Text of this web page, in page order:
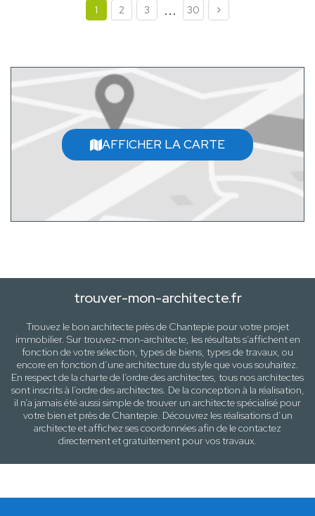
1 2 3 ... 30
AFFICHER LA CARTE
trouver-mon-architecte.fr
Trouvez le bon architecte près de Chantepie pour votre projet
immobilier. Sur trouvez-mon-architecte, les résultats s’affichent en
fonction de votre sélection, types de biens, types de travaux, ou
encore en fonction d’une architecturedu style que vous souhaitez.
En respect de la charte de l’ordre des architectes, tous nos architectes
sont inscrits à l’ordre des architectes. De la conception à la réalisation,
il n’a jamais été aussi simple de trouver un architecte spécialisé pour
votre bien et près de Chantepie. Découvrez les réalisations d’un
architecte et affichez ses coordonnées afin de le contactez
directement et gratuitement pourvos travaux.